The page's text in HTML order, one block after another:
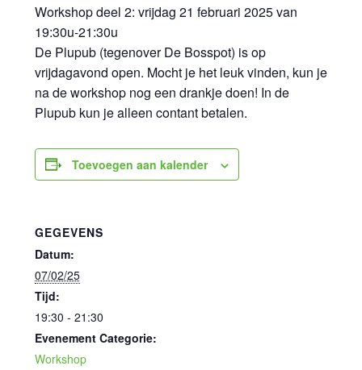
Workshop deel 2: vrijdag 21 februari 2025 van
19:30u-21:30u
De Plupub (tegenover De Bosspot) is op
vrijdagavond open. Mocht je het leuk vinden, kun je
na de workshop nog een drankje doen! In de
Plupub kun je alleen contant betalen.
Toevoegen aan kalender
GEGEVENS
Datum:
07/02/25
Tijd:
19:30 - 21:30
Evenement Categorie:
Workshop